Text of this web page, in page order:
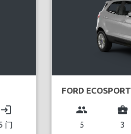
login
门
FORD ECOSPORT
group
5
business_center
3